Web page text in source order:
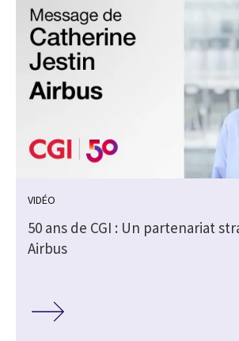
VIDÉO
50 ans de CGI : Un partenariat
Airbus